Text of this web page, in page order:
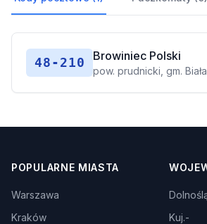
48-210 Browiniec Polski
pow. prudnicki, gm.
POPULARNE MIASTA
Warszawa
Kraków
Kuj.-